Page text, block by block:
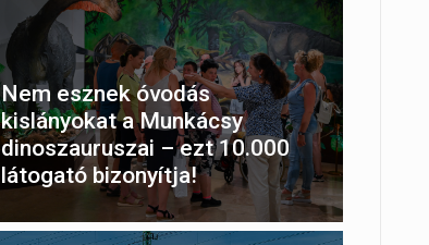
Nem esznek óvodás
kislányokat a Munkácsy
dinoszauruszai – ezt 10.000
látogató bizonyítja!